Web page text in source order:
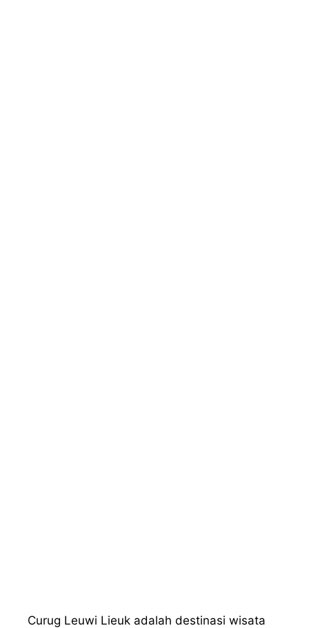
Curug Leuwi Lieuk adalah destinasi wisata